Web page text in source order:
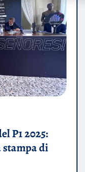
P1 2025:
stampa di